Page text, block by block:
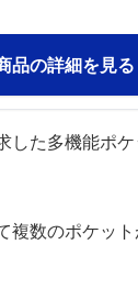
品の詳細を見る
した多機能ポ
複数のポケッ